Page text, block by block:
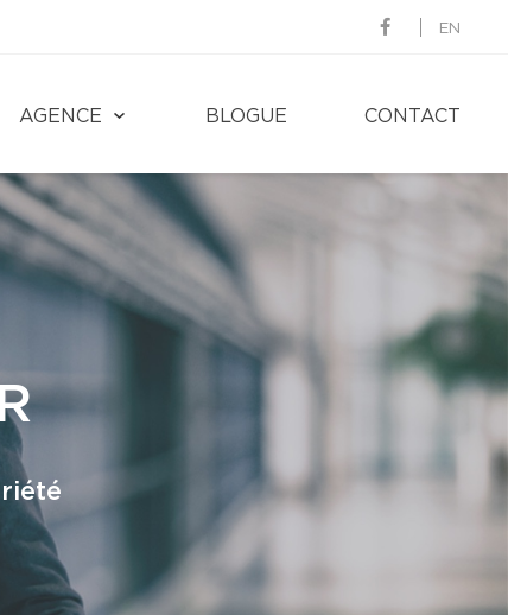
EN
AGENCE BLOGUE CONTACT